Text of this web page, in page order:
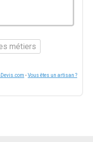
métiers
-Vous êtes un artisan ?